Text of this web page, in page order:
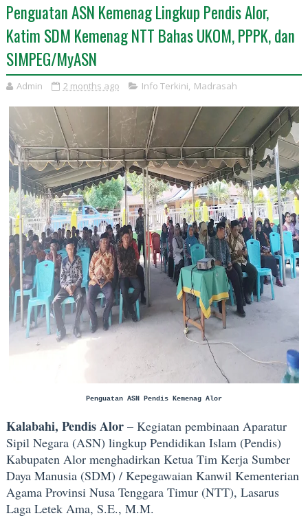
Penguatan ASN Kemenag Lingkup Pendis Alor,
Katim SDM Kemenag NTT Bahas UKOM, PPPK, dan
SIMPEG/MyASN
Admin 2 months ago Info Terkini, Madrasah
Penguatan ASN Pendis Kemenag Alor
Kalabahi, Pendis Alor– Kegiatan pembinaan Aparatur
Sipil Negara (ASN) lingkup Pendidikan Islam (Pendis)
Kabupaten Alor menghadirkan Ketua Tim Kerja Sumber
Daya Manusia (SDM) / Kepegawaian Kanwil Kementerian
Agama Provinsi Nusa Tenggara Timur (NTT), Lasarus
Laga Letek Ama, S.E., M.M.